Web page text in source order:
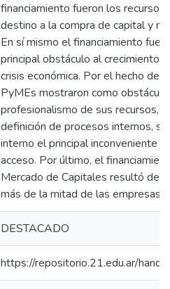
financiamiento fueron los recursos
destino a la compra de capital y
En sí mismo el financiamiento fue
principal obstáculo al crecimiento
crisis económica. Por el hecho de
PyMEs mostraron como
profesionalismo de sus recursos,
definición de procesos internos,
interno el principal inconveniente
acceso. Por último, el
Mercado de Capitales resultó
más de la mitad de las empresas.
DESTACADO
https://repositorio.21.edu.ar/